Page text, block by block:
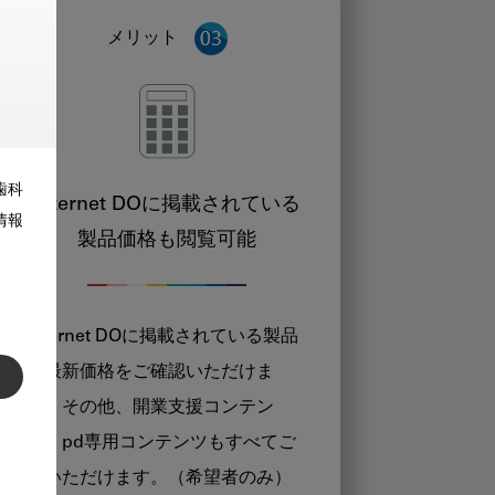
科
報
メリット
Internet DOに掲載されている
製品価格も閲覧可能
Internet DOに掲載されている製品
の最新価格をご確認いただけま
す。その他、開業支援コンテン
ツ、pd専用コンテンツもすべてご
覧いただけます。（希望者のみ）